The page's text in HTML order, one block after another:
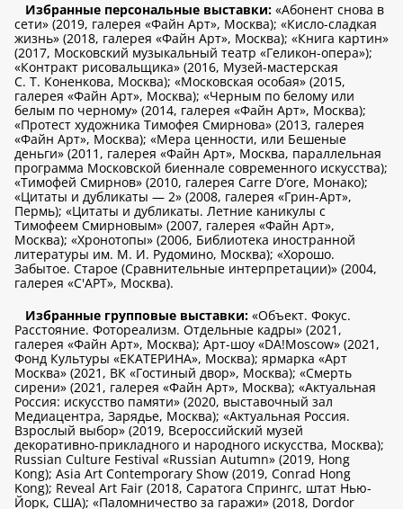
Избранные персональные выставки: «Абонент снова в
сети» (2019, галерея «Файн Арт», Москва); «Кисло-сладкая
жизнь» (2018, галерея «Файн Арт», Москва); «Книга картин»
(2017, Московский музыкальный театр «Геликон-опера»);
«Контракт рисовальщика» (2016, Музей-мастерская
С. Т. Коненкова, Москва); «Московская особая» (2015,
галерея «Файн Арт», Москва); «Черным по белому или
белым по черному» (2014, галерея «Файн Арт», Москва);
«Протест художника Тимофея Смирнова» (2013, галерея
«Файн Арт», Москва); «Мера ценности, или Бешеные
деньги» (2011, галерея «Файн Арт», Москва, параллельная
программа Московской биеннале современного искусства);
«Тимофей Смирнов» (2010, галерея Carre D’ore, Монако);
«Цитаты и дубликаты — 2» (2008, галерея «Грин-Арт»,
Пермь); «Цитаты и дубликаты. Летние каникулы с
Тимофеем Смирновым» (2007, галерея «Файн Арт»,
Москва); «Хронотопы» (2006, Библиотека иностранной
литературы им. М. И. Рудомино, Москва); «Хорошо.
Забытое. Старое (Сравнительные интерпретации)» (2004,
галерея «С'АРТ», Москва).
Избранные групповые выставки: «Объект. Фокус.
Расстояние. Фотореализм. Отдельные кадры» (2021,
галерея «Файн Арт», Москва); Арт-шоу «DA!Moscow» (2021,
Фонд Культуры «ЕКАТЕРИНА», Москва); ярмарка «Арт
Москва» (2021, ВК «Гостиный двор», Москва); «Смерть
сирени» (2021, галерея «Файн Арт», Москва); «Актуальная
Россия: искусство памяти» (2020, выставочный зал
Медиацентра, Зарядье, Москва); «Актуальная Россия.
Взрослый выбор» (2019, Всероссийский музей
декоративно-прикладного и народного искусства, Москва);
Russian Culture Festival «Russian Autumn» (2019, Hong
Kong); Asia Art Contemporary Show (2019, Conrad Hong
Kong); Reveal Art Fair (2018, Саратога Спрингс, штат Нью-
Йорк, США); «Паломничество за гаражи» (2018, Dordor